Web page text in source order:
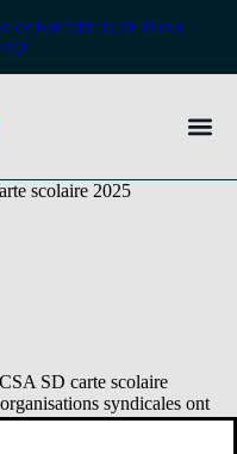
de Benfeld : le SE-Unsa
scolaire 2025
SD carte scolaire
syndicales ont